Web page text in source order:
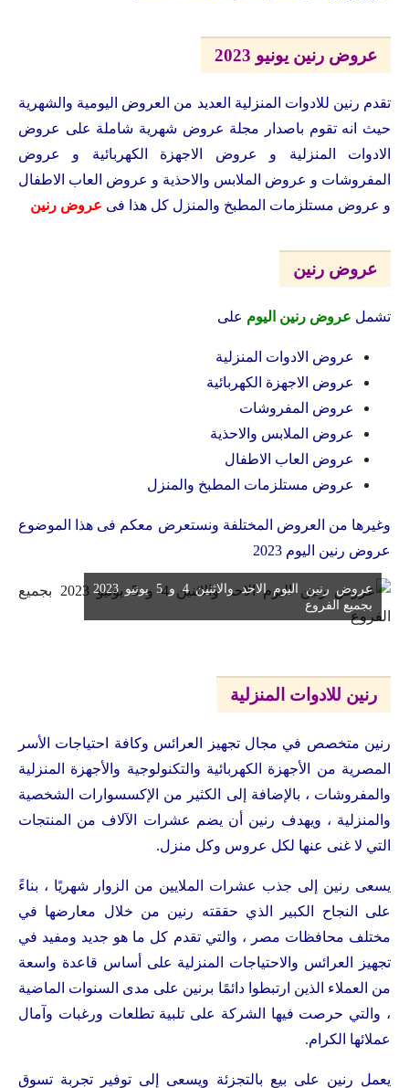
عروض رنين يونيو 2023
تقدم رنين للادوات المنزلية العديد من العروض اليومية والشهرية
حيث انه تقوم باصدار مجلة عروض شهرية شاملة على عروض
الادوات المنزلية و عروض الاجهزة الكهربائية و عروض
المفروشات و عروض الملابس والاحذية و عروض العاب الاطفال
و عروض مستلزمات المطبخ والمنزل كل هذا فى عروض رنين
عروض رنين
تشمل عروض رنين اليوم على
عروض الادوات المنزلية
عروض الاجهزة الكهربائية
عروض المفروشات
عروض الملابس والاحذية
عروض العاب الاطفال
عروض مستلزمات المطبخ والمنزل
وغيرها من العروض المختلفة ونستعرض معكم فى هذا الموضوع
عروض رنين اليوم 2023
عروض رنين اليوم الاحد والاثنين 4 و 5 يونيو 2023
بجميع الفروع
رنين للادوات المنزلية
رنين متخصص في مجال تجهيز العرائس وكافة احتياجات الأسر
المصرية من الأجهزة الكهربائية والتكنولوجية والأجهزة المنزلية
والمفروشات ، بالإضافة إلى الكثير من الإكسسوارات الشخصية
والمنزلية ، ويهدف رنين أن يضم عشرات الآلاف من المنتجات
التي لا غنى عنها لكل عروس وكل منزل.
يسعى رنين إلى جذب عشرات الملايين من الزوار شهريًا ، بناءً
على النجاح الكبير الذي حققته رنين من خلال معارضها في
مختلف محافظات مصر ، والتي تقدم كل ما هو جديد ومفيد في
تجهيز العرائس والاحتياجات المنزلية على أساس قاعدة واسعة
من العملاء الذين ارتبطوا دائمًا برنين على مدى السنوات الماضية
، والتي حرصت فيها الشركة على تلبية تطلعات ورغبات وآمال
عملائها الكرام.
يعمل رنين على بيع بالتجزئة ويسعى إلى توفير تجربة تسوق